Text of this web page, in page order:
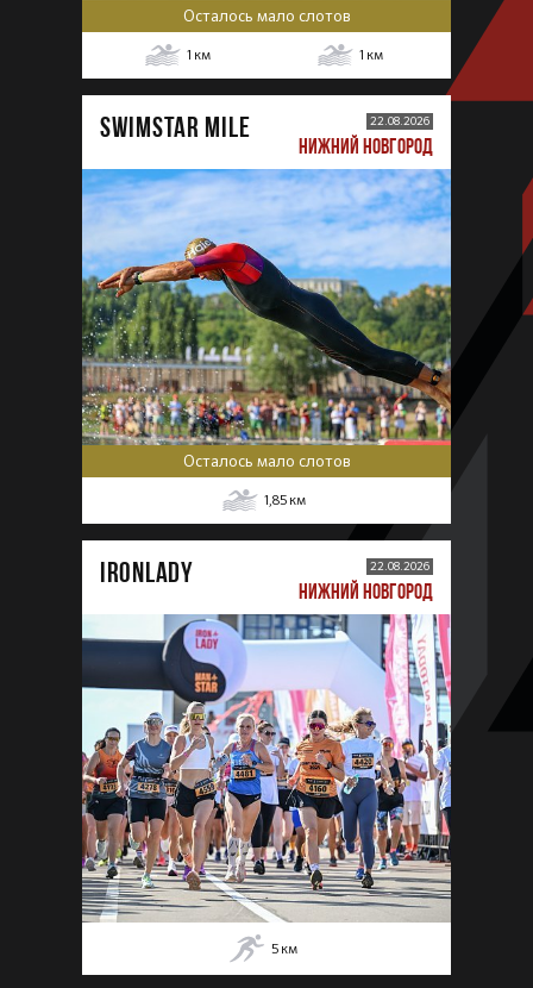
Осталось мало слотов
1 км 1 км
SWIMSTAR MILE 22.08.2026
НИЖНИЙ НОВГОРОД
Осталось мало слотов
1,85 км
IRONLADY 22.08.2026
НИЖНИЙ НОВГОРОД
5 км